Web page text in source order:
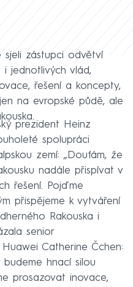
zástupci odvětví
i jednotlivých vlád,
řešení a koncepty,
na evropské půdě, ale
prezident Heinz
spolupráci
zemí: „Doufám, že
nadále přispívat v
řešení. Pojďme
přispějeme k vytváření
Rakouska i
senior
Catherine Čchen:
budeme hnací silou
prosazovat inovace,